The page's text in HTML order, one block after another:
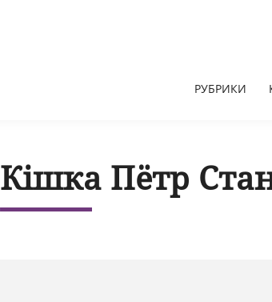
РУБРИКИ
Кішка Пётр